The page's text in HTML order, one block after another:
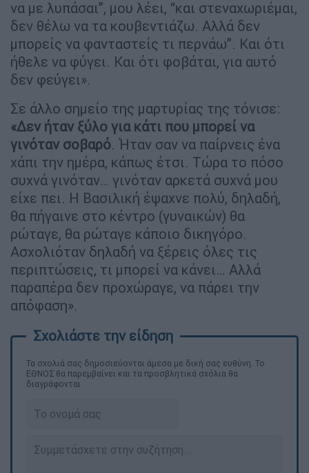
να με λυπάσαι”, μου λέει, “και στεναχωριέμαι,
δεν θέλω να τα κουβεντιάζω. Αλλά δεν
μπορείς να φανταστείς τι περνάω”. Και ότι
ήθελε να φύγει. Και ότι φοβάται, για αυτό
δεν φεύγει».
Σε άλλο σημείο της μαρτυρίας της τόνισε:
«Δεν ήταν ξύλο για κάτι που μπορεί να
γινόταν σοβαρό. Ήταν σαν να παίρνεις ένα
χάπι την ημέρα, κάπως έτσι. Τώρα το πόσο
συχνά γινόταν… γινόταν αρκετά συχνά μου
είχε πει. Η Βασιλική έψαχνε πολύ, δηλαδή,
θα πήγαινε στο κέντρο (γυναικών) θα
ρώταγε, θα ρώταγε κάποιο δικηγόρο.
Ασχολιόταν δηλαδή να ξέρεις όλες τις
περιπτώσεις, τι μπορεί να κάνει… Αλλά
παραπέρα δεν προχώραγε, να πάρει την
απόφαση».
Τα σχολιά σας δημοσιεύονται άμεσα με δική σας ευθύνη. Το
ΕΘΝΟΣ θα παρεμβαίνει και τα προσβλητικά σχόλια θα
διαγράφονται